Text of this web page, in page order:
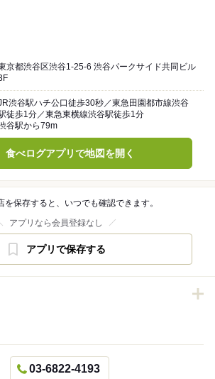
京都渋谷区渋谷1-25-6 渋谷パークサイド共同ビル
渋谷駅ハチ公口徒歩30秒／東急田園都市線渋谷
徒歩1分／東急東横線渋谷駅徒歩1分
谷駅から79m
食べログアプリで地図を開く
を保存すると、いつでも確認できます。
アプリなら会員登録なし
アプリで保存する
03-6822-4193